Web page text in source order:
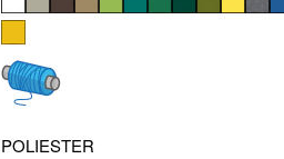
POLIESTER